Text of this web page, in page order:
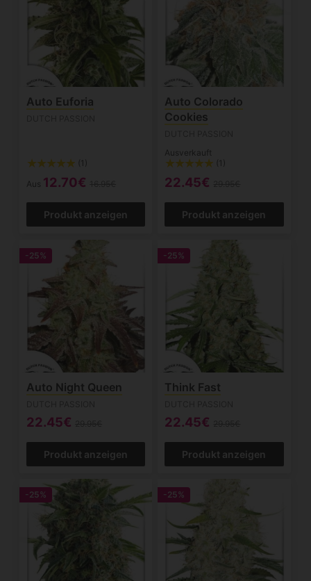
Auto Euforia
(1)
Aus 12.70€
Produkt anzeigen
Auto Colorado
Cookies
Ausverkauft
(1)
22.45€
Produkt anzeigen
-25%
Auto Night Queen
22.45€
Produkt anzeigen
-25%
Think Fast
22.45€
Produkt anzeigen
-25% -25%